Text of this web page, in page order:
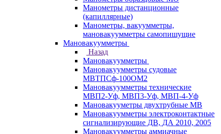
Манометры дистанционные
(капиллярные)
Манометры, вакуумметры,
мановакуумметры самопишущие
Мановакуумметры
Назад
Мановакуумметры
Мановакуумметры судовые
МВТПСф-100ОМ2
Мановакуумметры технические
МВП2-Уф, МВП3-Уф, МВП-4-Уф
Мановакууметры двухтрубные МВ
Мановакуумметры электроконтактные
сигнализирующие ДВ, ДА 2010, 2005
Мановакуумметры аммиачные